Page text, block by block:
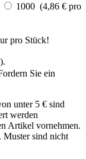
1000 (4,86 € pro
pro Stück!
Sie ein
unter 5 € sind
werden
Artikel vornehmen.
Muster sind nicht